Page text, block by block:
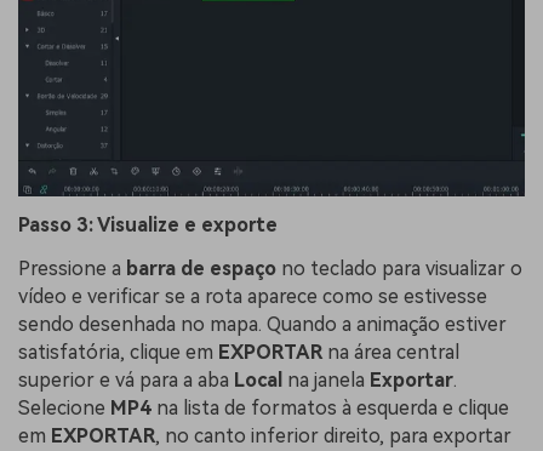
Passo 3: Visualize e exporte
Pressione a barra de espaço no teclado para visualizar o
vídeo e verificar se a rota aparece como se estivesse
sendo desenhada no mapa. Quando a animação estiver
satisfatória, clique em EXPORTAR na área central
superior e vá para a aba Local na janela Exportar.
Selecione MP4 na lista de formatos à esquerda e clique
em EXPORTAR, no canto inferior direito, para exportar